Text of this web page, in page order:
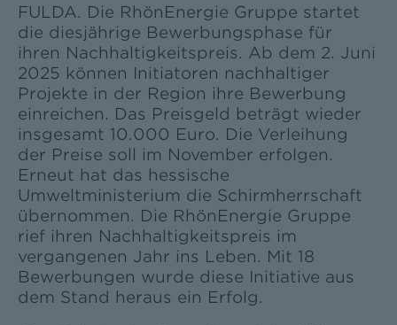
FULDA. Die RhönEnergie Gruppe startet
die diesjährige Bewerbungsphase für
ihren Nachhaltigkeitspreis. Ab dem 2. Juni
2025 können Initiatoren nachhaltiger
Projekte in der Region ihre Bewerbung
einreichen. Das Preisgeld beträgt wieder
insgesamt 10.000 Euro. Die Verleihung
der Preise soll im November erfolgen.
Erneut hat das hessische
Umweltministerium die Schirmherrschaft
übernommen. Die RhönEnergie Gruppe
rief ihren Nachhaltigkeitspreis im
vergangenen Jahr ins Leben. Mit 18
Bewerbungen wurde diese Initiative aus
dem Stand heraus ein Erfolg.